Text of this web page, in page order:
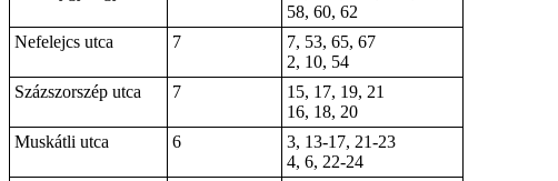
58, 60, 62
Nefelejcs utca
7
7, 53, 65, 67
2, 10, 54
Százszorszép utca
7
15, 17, 19, 21
16, 18, 20
Muskátli utca
6
3, 13-17, 21-23
4, 6, 22-24